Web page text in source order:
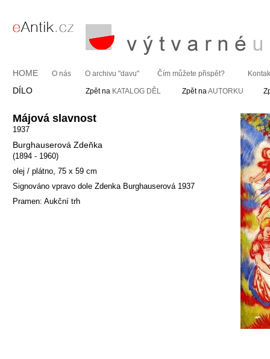
HOME O nás O archivu "davu" Čím můžete přispět?
DÍLO Zpět na KATALOG DĚL Zpět naAUTORKU
Májová slavnost
1937
Burghauserová Zdeňka
(1894 - 1960)
olej / plátno, 75 x 59 cm
Signováno vpravo dole Zdenka Burghauserová 1937
Pramen: Aukční trh